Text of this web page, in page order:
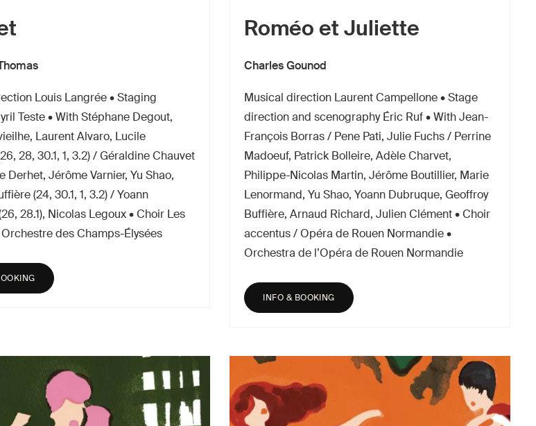
Louis Langrée • Staging
Teste • With Stéphane Degout,
Laurent Alvaro, Lucile
28, 30.1, 1, 3.2) / Géraldine Chauvet
Derhet, Jérôme Varnier, Yu Shao,
(24, 30.1, 1, 3.2) / Yoann
28.1), Nicolas Legoux • Choir Les
des Champs-Élysées
Roméo et Juliette
Charles Gounod
Musical direction Laurent Campellone • Stage
direction and scenography Éric Ruf • With Jean-
François Borras / Pene Pati, Julie Fuchs / Perrine
Madoeuf, Patrick Bolleire, Adèle Charvet,
Philippe-Nicolas Martin, Jérôme Boutillier, Marie
Lenormand, Yu Shao, Yoann Dubruque, Geoffroy
Buffière, Arnaud Richard, Julien Clément • Choir
accentus / Opéra de Rouen Normandie •
Orchestra de l’Opéra de Rouen Normandie
INFO & BOOKING